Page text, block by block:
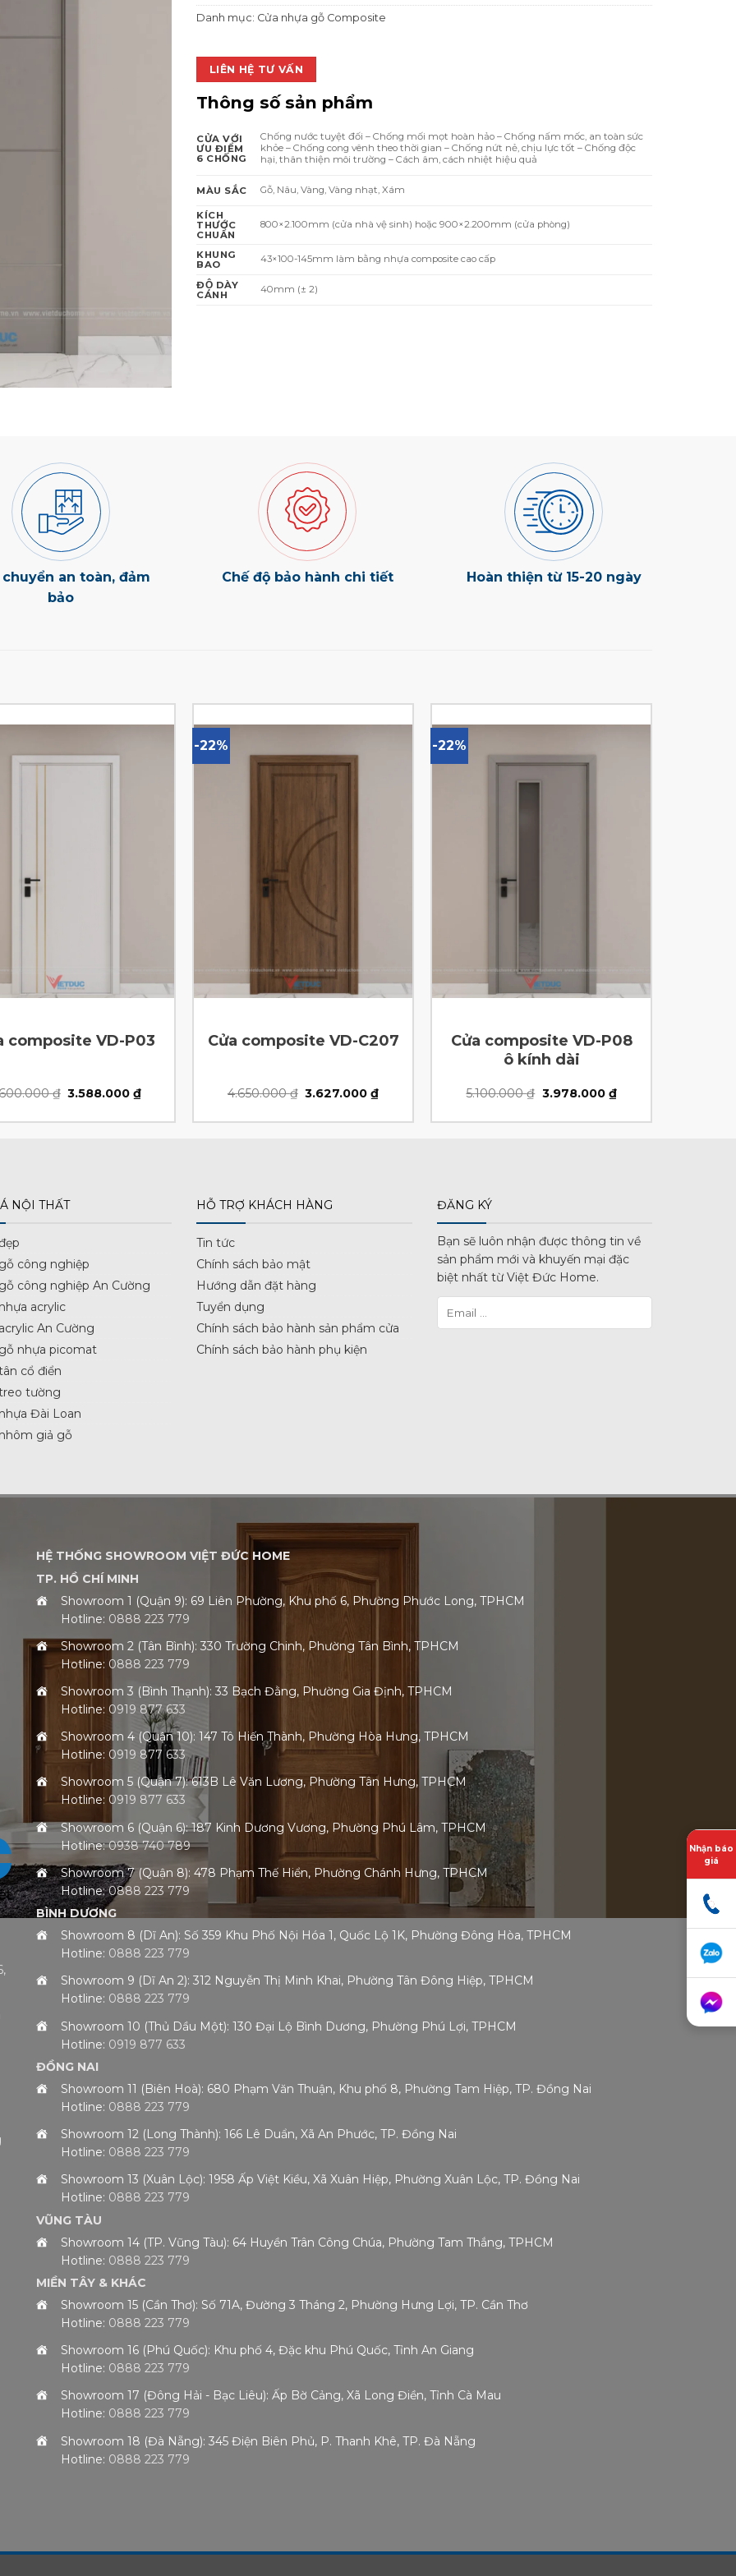
4.740.000 ₫.
Danh mục: Cửa nhựa gỗ Composite
LIÊN HỆ TƯ VẤN
Thông số sản phẩm
CỬA VỚI
ƯU ĐIỂM
6 CHỐNG
Chống nước tuyệt đối – Chống mối mọt hoàn hảo – Chống nấm mốc, an toàn sức
khỏe – Chống cong vênh theo thời gian – Chống nứt nẻ, chịu lực tốt – Chống độc
hại, thân thiện môi trường – Cách âm, cách nhiệt hiệu quả
MÀU SẮC Gỗ, Nâu, Vàng, Vàng nhạt, Xám
KÍCH
THƯỚC
CHUẨN
800×2.100mm (cửa nhà vệ sinh) hoặc 900×2.200mm (cửa phòng)
KHUNG
BAO
43×100-145mm làm bằng nhựa composite cao cấp
ĐỘ DÀY
CÁNH
40mm (± 2)
chuyển an toàn, đảm
bảo
Chế độ bảo hành chi tiết Hoàn thiện từ 15-20 ngày
composite VD-P03
₫ Giá
là:
3.588.000₫Giá
tại
-22%
Cửa composite VD-C207
4.650.000₫ Giá
là:
3.627.000₫Giá
tại
-22%
Cửa composite VD-P08
ô kính dài
5.100.000₫ Giá
là:
3.978.000 ₫Giá
tại
NỘI THẤT
công nghiệp
công nghiệp An Cường
acrylic
An Cường
nhựa picomat
cổ điển
tường
Đài Loan
giả gỗ
HỖ TRỢ KHÁCH HÀNG
Tin tức
Chính sách bảo mật
Hướng dẫn đặt hàng
Tuyển dụng
Chính sách bảo hành sản phẩm cửa
Chính sách bảo hành phụ kiện
ĐĂNG KÝ
Bạn sẽ luôn nhận được thông tin về
sản phẩm mới và khuyến mại đặc
biệt nhất từ Việt Đức Home.
HỆ THỐNG SHOWROOM VIỆT ĐỨC HOME
TP. HỒ CHÍ MINH
Showroom 1 (Quận 9): 69 Liên Phường, Khu phố 6, Phường Phước Long, TPHCM
Hotline: 0888 223 779
Showroom 2 (Tân Bình): 330 Trường Chinh, Phường Tân Bình, TPHCM
Hotline: 0888 223 779
Showroom 3 (Bình Thạnh): 33 Bạch Đằng, Phường Gia Định, TPHCM
Hotline: 0919 877 633
Showroom 4 (Quận 10): 147 Tô Hiến Thành, Phường Hòa Hưng, TPHCM
Hotline: 0919 877 633
Showroom 5 (Quận 7): 613B Lê Văn Lương, Phường Tân Hưng, TPHCM
Hotline: 0919 877 633
Showroom 6 (Quận 6): 187 Kinh Dương Vương, Phường Phú Lâm, TPHCM
Hotline:0938 740 789
Showroom 7 (Quận 8): 478 Phạm Thế Hiển, Phường Chánh Hưng, TPHCM
Hotline:0888 223 779
BÌNH DƯƠNG
Showroom 8 (Dĩ An): Số 359 Khu Phố Nội Hóa 1, Quốc Lộ 1K, Phường Đông Hòa, TPHCM
Hotline: 0888 223 779
Showroom 9 (Dĩ An 2): 312 Nguyễn Thị Minh Khai, Phường Tân Đông Hiệp, TPHCM
Hotline: 0888 223 779
Showroom 10 (Thủ Dầu Một): 130 Đại Lộ Bình Dương, Phường Phú Lợi, TPHCM
Hotline: 0919 877 633
ĐỒNG NAI
Showroom 11 (Biên Hoà): 680 Phạm Văn Thuận, Khu phố 8, Phường Tam Hiệp, TP. Đồng Nai
Hotline: 0888 223 779
Showroom 12 (Long Thành): 166 Lê Duẩn, Xã An Phước, TP. Đồng Nai
Hotline: 0888 223 779
Showroom 13 (Xuân Lộc): 1958 Ấp Việt Kiều, Xã Xuân Hiệp, Phường Xuân Lộc, TP. Đồng Nai
Hotline: 0888 223 779
VŨNG TÀU
Showroom 14 (TP. Vũng Tàu): 64 Huyền Trân Công Chúa, Phường Tam Thắng, TPHCM
Hotline: 0888 223 779
MIỀN TÂY & KHÁC
Showroom 15 (Cần Thơ): Số 71A, Đường 3 Tháng 2, Phường Hưng Lợi, TP. Cần Thơ
Hotline: 0888 223 779
Showroom 16 (Phú Quốc): Khu phố 4, Đặc khu Phú Quốc, Tỉnh An Giang
Hotline: 0888 223 779
Showroom 17 (Đông Hải - Bạc Liêu): Ấp Bờ Cảng, Xã Long Điền, Tỉnh Cà Mau
Hotline: 0888 223 779
Showroom 18 (Đà Nẵng): 345 Điện Biên Phủ, P. Thanh Khê, TP. Đà Nẵng
Hotline: 0888 223 779
Nhận báo
giá